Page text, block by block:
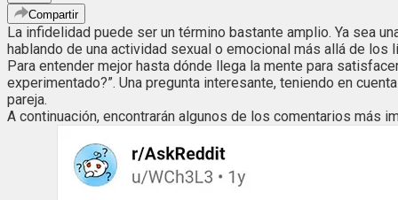
Compartir
La infidelidad puede ser un término bastante amplio. Ya sea
hablando de una actividad sexual o emocional más allá de
Para entender mejor hasta dónde llega la mente para
experimentado?”. Una pregunta interesante, teniendo en
pareja.
A continuación, encontrarán algunos de los comentarios más